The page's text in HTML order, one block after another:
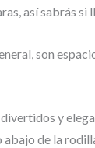
así sabrás
son
divertidos y
de la